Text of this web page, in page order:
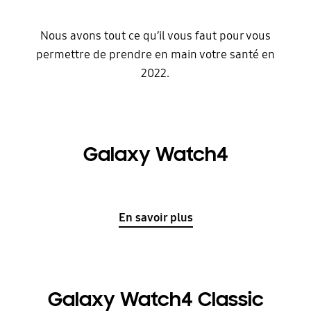
Nous avons tout ce qu’il vous faut pour vous
permettre de prendre en main votre santé en
2022.
Galaxy Watch4
En savoir plus
Galaxy Watch4 Classic